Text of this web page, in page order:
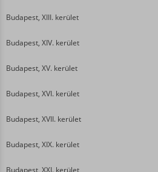
Budapest, XIII. kerület
Budapest, XIV. kerület
Budapest, XV. kerület
Budapest, XVI. kerület
Budapest, XVII. kerület
Budapest, XIX. kerület
Budapest, XXI. kerület